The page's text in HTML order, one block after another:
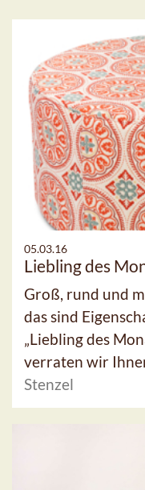
05.03.16
Liebling des
Groß, rund und
das sind
„Liebling des
verraten wir
Stenzel